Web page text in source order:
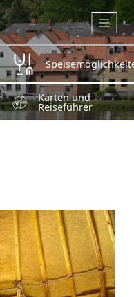
Karten und
Reiseführer